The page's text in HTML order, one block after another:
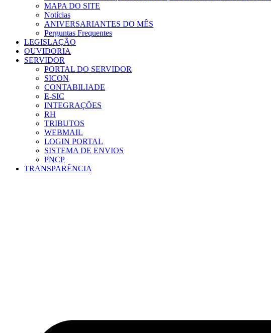
MAPA DO SITE
Notícias
ANIVERSARIANTES DO MÊS
Perguntas Frequentes
LEGISLAÇÃO
OUVIDORIA
SERVIDOR
PORTAL DO SERVIDOR
SICON
CONTABILIADE
E-SIC
INTEGRAÇÕES
RH
TRIBUTOS
WEBMAIL
LOGIN PORTAL
SISTEMA DE ENVIOS
PNCP
TRANSPARÊNCIA